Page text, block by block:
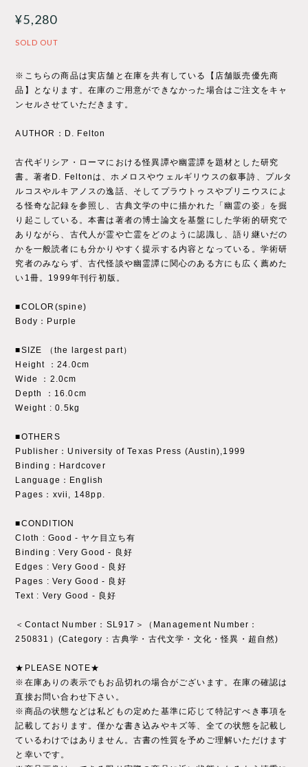
¥5,280
SOLD OUT
※こちらの商品は実店舗と在庫を共有している【店舗販売優先商
品】となります。在庫のご用意ができなかった場合はご注文をキャ
ンセルさせていただきます。
AUTHOR：D. Felton
古代ギリシア・ローマにおける怪異譚や幽霊譚を題材とした研究
書。著者D. Feltonは、ホメロスやウェルギリウスの叙事詩、プルタ
ルコスやルキアノスの逸話、そしてプラウトゥスやプリニウスによ
る怪奇な記録を参照し、古典文学の中に描かれた「幽霊の姿」を掘
り起こしている。本書は著者の博士論文を基盤にした学術的研究で
ありながら、古代人が霊や亡霊をどのように認識し、語り継いだの
かを一般読者にも分かりやすく提示する内容となっている。学術研
究者のみならず、古代怪談や幽霊譚に関心のある方にも広く薦めた
い1冊。1999年刊行初版。
■COLOR(spine)
Body：Purple
■SIZE （the largest part）
Height ：24.0cm
Wide ：2.0cm
Depth ：16.0cm
Weight : 0.5kg
■OTHERS
Publisher：University of Texas Press (Austin),1999
Binding：Hardcover
Language：English
Pages：xvii, 148pp.
■CONDITION
Cloth : Good - ヤケ目立ち有
Binding : Very Good - 良好
Edges : Very Good - 良好
Pages : Very Good - 良好
Text : Very Good - 良好
＜Contact Number：SL917＞（Management Number：
250831）(Category：古典学・古代文学・文化・怪異・超自然)
★PLEASE NOTE★
※在庫ありの表示でもお品切れの場合がございます。在庫の確認は
直接お問い合わせ下さい。
※商品の状態などは私どもの定めた基準に応じて特記すべき事項を
記載しております。僅かな書き込みやキズ等、全ての状態を記載し
ているわけではありません。古書の性質を予めご理解いただけます
と幸いです。